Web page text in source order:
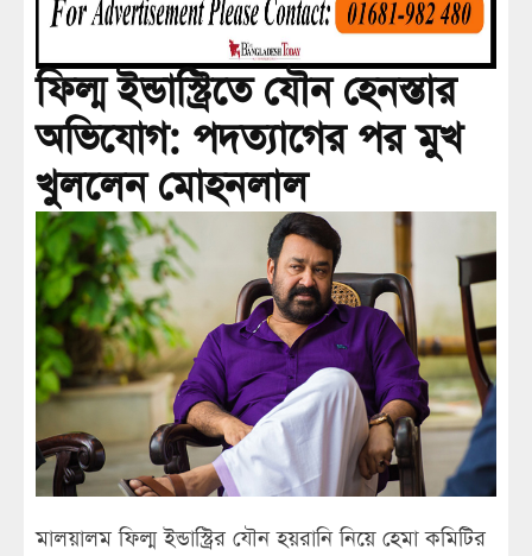
ফিল্ম ইন্ডাস্ট্রিতে যৌন হেনস্তার
অভিযোগ: পদত্যাগের পর মুখ
খুললেন মোহনলাল
মালয়ালম ফিল্ম ইন্ডাস্ট্রির যৌন হয়রানি নিয়ে হেমা কমিটির